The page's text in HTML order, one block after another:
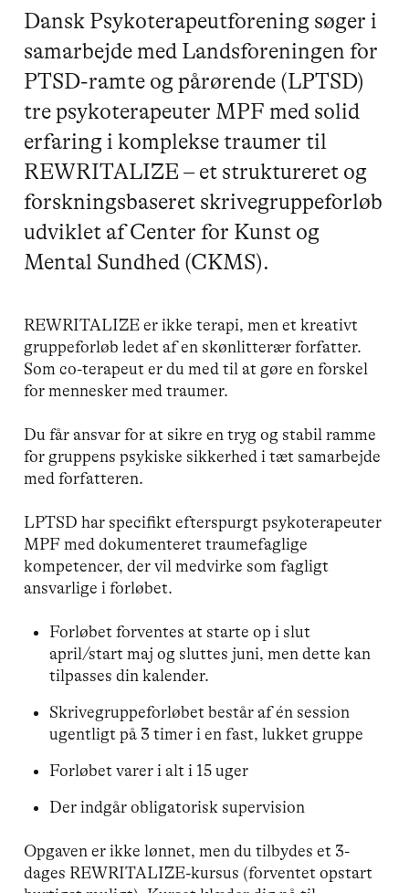
Dansk Psykoterapeutforening søger i
samarbejde med Landsforeningen for
PTSD-ramte og pårørende (LPTSD)
tre psykoterapeuter MPF med solid
erfaring i komplekse traumer til
REWRITALIZE – et struktureret og
forskningsbaseret skrivegruppeforløb
udviklet af Center for Kunst og
Mental Sundhed (CKMS).
REWRITALIZE er ikke terapi, men et kreativt
gruppeforløb ledet af en skønlitterær forfatter.
Som co-terapeut er du med til at gøre en forskel
for mennesker med traumer.
Du får ansvar for at sikre en tryg og stabil ramme
for gruppens psykiske sikkerhed i tæt samarbejde
med forfatteren.
LPTSD har specifikt efterspurgt psykoterapeuter
MPF med dokumenteret traumefaglige
kompetencer, der vil medvirke som fagligt
ansvarlige i forløbet.
Forløbet forventes at starte op i slut
april/start maj og sluttes juni, men dette kan
tilpasses din kalender.
Skrivegruppeforløbet består af én session
ugentligt på 3 timer i en fast, lukket gruppe
Forløbet varer i alt i 15 uger
Der indgår obligatorisk supervision
Opgaven er ikke lønnet, men du tilbydes et 3-
dages REWRITALIZE-kursus (forventet opstart